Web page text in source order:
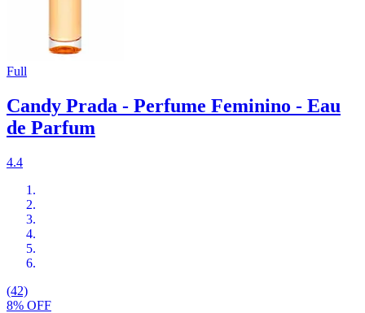
Full
Candy Prada - Perfume Feminino - Eau
de Parfum
4.4
(42)
8% OFF